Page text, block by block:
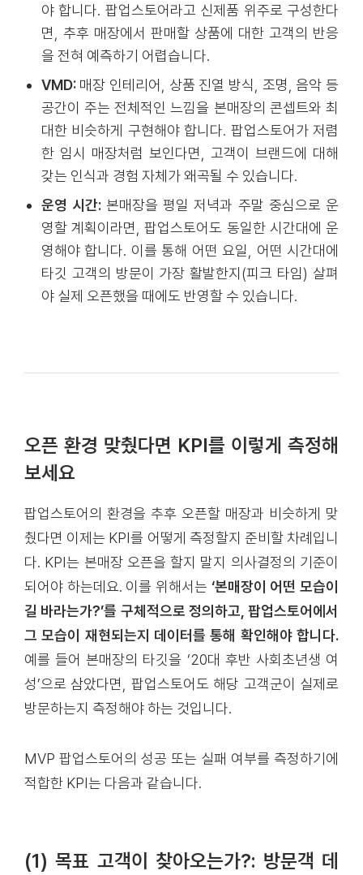
야 합니다. 팝업스토어라고 신제품 위주로 구성한다
면, 추후 매장에서 판매할 상품에 대한 고객의 반응
을 전혀 예측하기 어렵습니다.
VMD: 매장 인테리어, 상품 진열 방식, 조명, 음악 등
공간이 주는 전체적인 느낌을 본매장의 콘셉트와 최
대한 비슷하게 구현해야 합니다. 팝업스토어가 저렴
한 임시 매장처럼 보인다면, 고객이 브랜드에 대해
갖는 인식과 경험 자체가 왜곡될 수 있습니다.
운영 시간:본매장을 평일 저녁과 주말 중심으로 운
영할 계획이라면, 팝업스토어도 동일한 시간대에 운
영해야 합니다. 이를 통해 어떤 요일, 어떤 시간대에
타깃 고객의 방문이 가장 활발한지(피크 타임) 살펴
야 실제 오픈했을 때에도 반영할 수 있습니다.
오픈 환경 맞췄다면 KPI를 이렇게 측정해
보세요
팝업스토어의 환경을 추후 오픈할 매장과 비슷하게 맞
췄다면 이제는 KPI를 어떻게 측정할지 준비할 차례입니
다. KPI는 본매장 오픈을 할지 말지 의사결정의 기준이
되어야 하는데요. 이를 위해서는 ‘본매장이 어떤 모습이
길 바라는가?’를 구체적으로 정의하고, 팝업스토어에서
그 모습이 재현되는지 데이터를 통해 확인해야 합니다.
예를 들어 본매장의 타깃을 ‘20대 후반 사회초년생 여
성’으로 삼았다면, 팝업스토어도 해당 고객군이 실제로
방문하는지 측정해야 하는 것입니다.
MVP 팝업스토어의 성공 또는 실패 여부를 측정하기에
적합한 KPI는 다음과 같습니다.
(1) 목표 고객이 찾아오는가?: 방문객 데